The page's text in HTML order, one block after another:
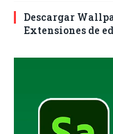
Descargar
Extensiones de